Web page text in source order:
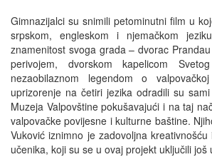
Gimnazijalci su snimili petominutni film u
srpskom, engleskom i njemačkom
znamenitost svoga grada – dvorac
perivojem, dvorskom kapelicom
nezaobilaznom legendom o
uprizorenje na četiri jezika odradili su
Muzeja Valpovštine pokušavajući i na taj
valpovačke povijesne i kulturne baštine.
Vuković iznimno je zadovoljna
učenika, koji su se u ovaj projekt uključili